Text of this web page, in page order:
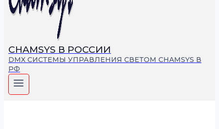
СHAMSYS В РОССИИ
DMX СИСТЕМЫ УПРАВЛЕНИЯ СВЕТОМ CHAMSYS В
РФ